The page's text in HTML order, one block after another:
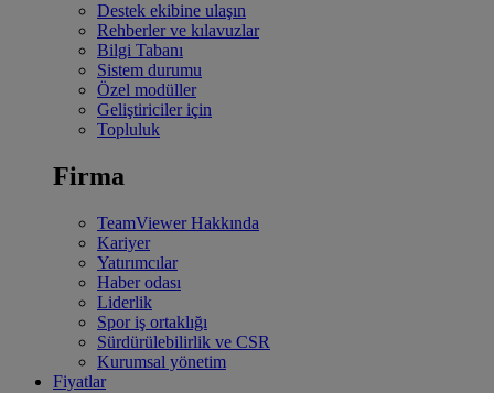
Destek ekibine ulaşın
Rehberler ve kılavuzlar
Bilgi Tabanı
Sistem durumu
Özel modüller
Geliştiriciler için
Topluluk
Firma
TeamViewer Hakkında
Kariyer
Yatırımcılar
Haber odası
Liderlik
Spor iş ortaklığı
Sürdürülebilirlik ve CSR
Kurumsal yönetim
Fiyatlar